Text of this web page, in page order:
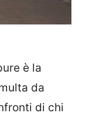
è la
da
di chi